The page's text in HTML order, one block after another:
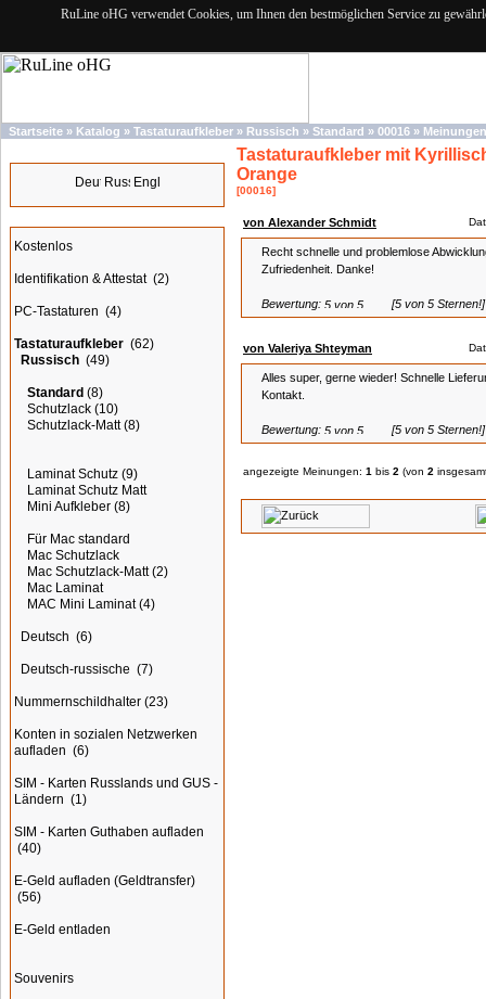
RuLine oHG verwendet Cookies, um Ihnen den bestmöglichen Service zu
Startseite » Katalog » Tastaturaufkleber » Russisch » Standard » 00016 » Meinungen
Kostenlos
Identifikation & Attestat (2)
PC-Tastaturen (4)
Tastaturaufkleber (62)
Russisch (49)
Standard (8)
Schutzlack (10)
Schutzlack-Matt(8)
Laminat Schutz (9)
Laminat Schutz Matt
Mini Aufkleber (8)
Für Mac standard
Mac Schutzlack
Mac Schutzlack-Matt(2)
Mac Laminat
MAC Mini Laminat(4)
Deutsch (6)
Deutsch-russische (7)
Nummernschildhalter (23)
Konten in sozialen Netzwerken
aufladen (6)
SIM - Karten Russlands und GUS -
Ländern (1)
SIM - Karten Guthaben aufladen
(40)
E-Geld aufladen (Geldtransfer)
(56)
E-Geld entladen
Souvenirs
Tastaturaufkleber mit
Orange
[00016]
von Alexander Schmidt
Recht schnelle und problemlose
Zufriedenheit. Danke!
Bewertung: [5 von 5 Sternen!]
von Valeriya Shteyman
Alles super, gerne wieder! Schnelle
Kontakt.
Bewertung: [5 von 5 Sternen!]
angezeigte Meinungen: 1 bis 2 (von 2